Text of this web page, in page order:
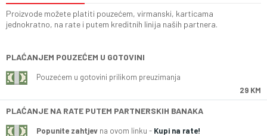
Proizvode možete platiti pouzećem, virmanski, karticama
jednokratno, na rate i putem kreditnih linija naših partnera.
PLAĆANJEM POUZEĆEM U GOTOVINI
Pouzećem u gotovini prilikom preuzimanja
29 KM
PLAĆANJE NA RATE PUTEM PARTNERSKIH BANAKA
Popunite zahtjev na ovom linku - Kupi na rate!